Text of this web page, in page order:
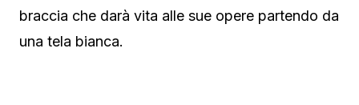
braccia che darà vita alle sue opere partendo da
una tela bianca.